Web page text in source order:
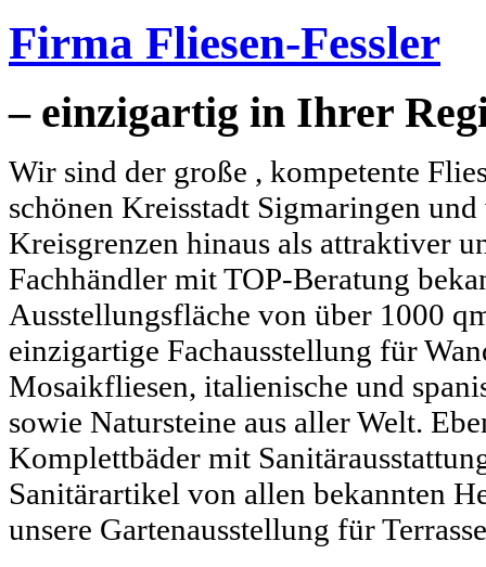
Firma Fliesen-Fessler
– einzigartig in Ihrer
Wir sind der große , kompetente
schönen Kreisstadt Sigmaringen
Kreisgrenzen hinaus als attraktiver
Fachhändler mit TOP-Beratung
Ausstellungsfläche von über 1000
einzigartige Fachausstellung für
Mosaikfliesen, italienische und
sowie Natursteine aus aller Welt.
Komplettbäder mit
Sanitärartikel von allen bekannten
unsere Gartenausstellung für